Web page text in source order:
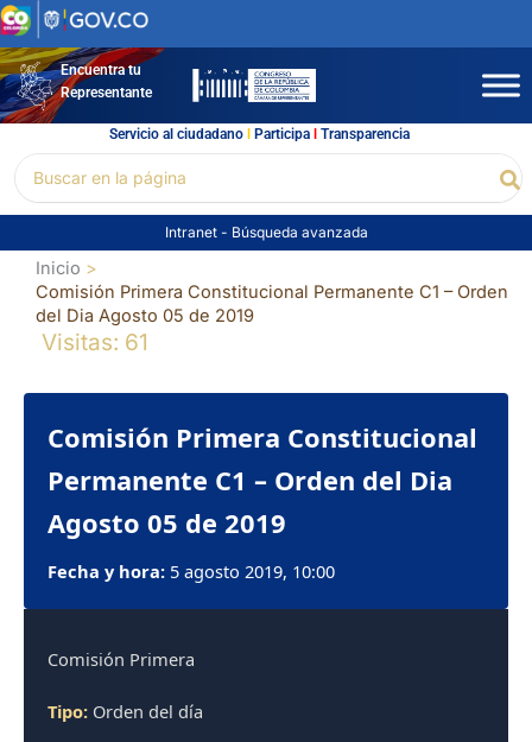
Ir
al
contenidoEncuentra tu
Representante
Servicio al ciudadano l Participal Transparencia
por:
Intranet - Búsqueda avanzada
Inicio
Comisión Primera Constitucional Permanente C1 – Orden
del Dia Agosto 05 de 2019
Visitas: 61
Comisión Primera Constitucional
Permanente C1 – Orden del Dia
Agosto 05 de 2019
Fecha y hora: 5 agosto 2019, 10:00
Comisión Primera
Tipo: Orden del día